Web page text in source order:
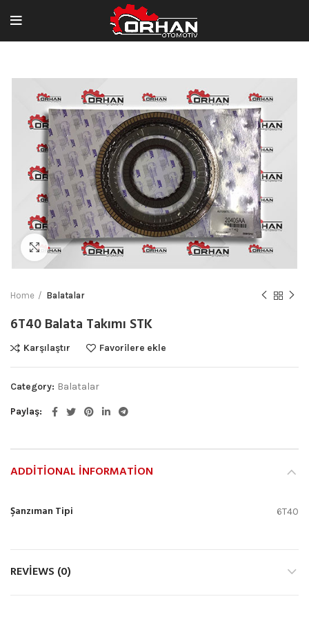
Büyütmek için tıklayın
Home Balatalar
6T40 Balata Takımı STK
Karşılaştır Favorilere ekle
Category: Balatalar
Paylaş
ADDITIONAL INFORMATION
Şanzıman Tipi 6T40
REVIEWS (0)